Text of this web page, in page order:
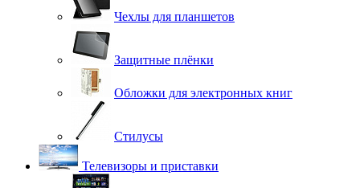
Чехлы для планшетов
Защитные плёнки
Обложки для электронных книг
Стилусы
Телевизоры и приставки